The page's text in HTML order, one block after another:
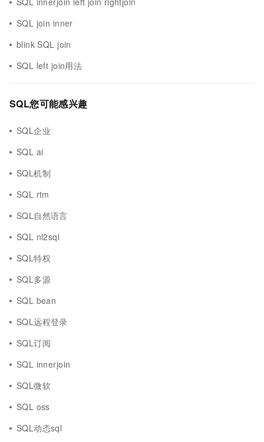
SQL join inner
blink SQL join
SQL left join用法
SQL您可能感兴趣
SQL企业
SQL ai
SQL机制
SQL rtm
SQL自然语言
SQL nl2sql
SQL特权
SQL多源
SQL bean
SQL远程登录
SQL订阅
SQL innerjoin
SQL微软
SQL oss
SQL动态sql